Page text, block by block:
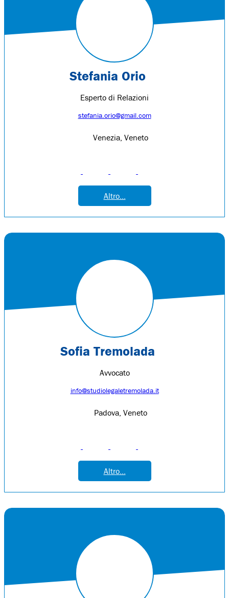
Stefania Orio
Esperto di Relazioni
stefania.orio@gmail.com
Venezia, Veneto
Altro...
Sofia Tremolada
Avvocato
info@studiolegaletremolada.it
Padova, Veneto
Altro...